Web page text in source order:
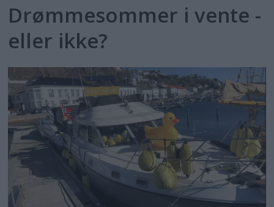
Drømmesommer i vente -
eller ikke?